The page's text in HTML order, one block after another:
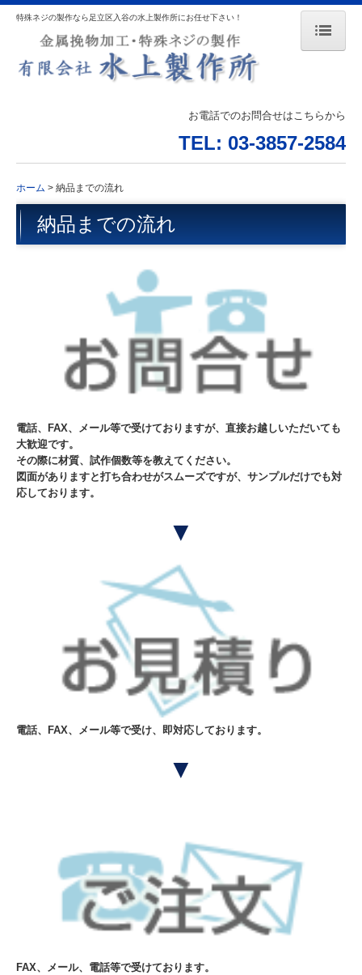
ホーム
ポリゴン加工とは
プレス加工
製品案内
会社概要
交通案内
個人情報保護方針
特殊ネジの製作なら足立区入谷の水上製作所にお任せ下さい！
お電話でのお問合せはこちらから
TEL: 03-3857-2584
ホーム 納品までの流れ
納品までの流れ
電話、FAX、メール等で受けておりますが、直接お越しいただいても
大歓迎です。
その際に材質、試作個数等を教えてください。
図面がありますと打ち合わせがスムーズですが、サンプルだけでも対
応しております。
▼
電話、FAX、メール等で受け、即対応しております。
▼
FAX、メール、電話等で受けております。